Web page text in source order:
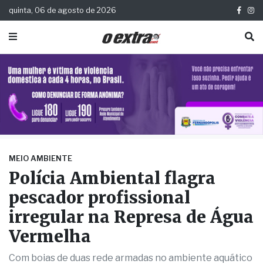
quinta, 06 de agosto de 2026
MEIO AMBIENTE
Polícia Ambiental flagra
pescador profissional
irregular na Represa de Água
Vermelha
Com boias de duas rede armadas no ambiente aquático